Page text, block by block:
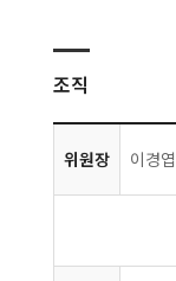
조직
위원장 이경